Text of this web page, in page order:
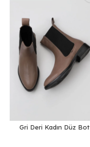
Gri Deri Kadın Düz Bot